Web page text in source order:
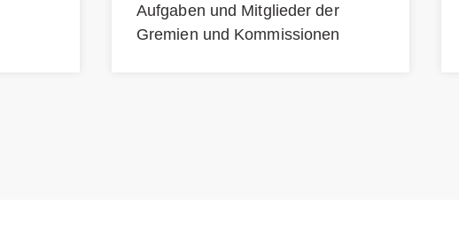
Aufgaben und Mitglieder der
Gremien und Kommissionen